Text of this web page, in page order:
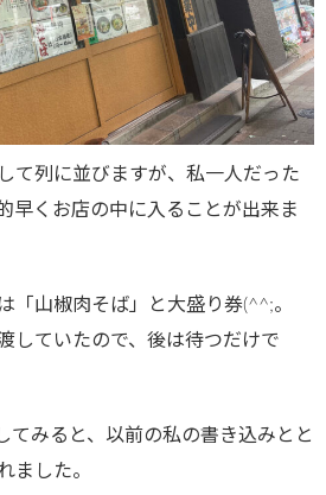
て列に並びますが、私一人だった
早くお店の中に入ることが出来ま
「山椒肉そば」と大盛り券(^^;。
していたので、後は待つだけで
てみると、以前の私の書き込みとと
ました。